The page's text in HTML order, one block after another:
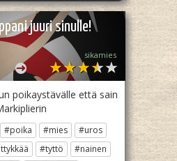
juuri sinulle!
sikamies
poikaystävälle että sain
#poika #mies
#uros
#tyttö
#nainen